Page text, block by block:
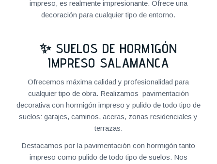
impreso, es realmente impresionante. Ofrece una
decoración para cualquier tipo de entorno.
✨ SUELOS DE HORMIGÓN
IMPRESO SALAMANCA
Ofrecemos máxima calidad y profesionalidad para
cualquier tipo de obra. Realizamos pavimentación
decorativa con hormigón impreso y pulido de todo tipo de
suelos: garajes, caminos, aceras, zonas residenciales y
terrazas.
Destacamos por la pavimentación con hormigón tanto
impreso como pulido de todo tipo de suelos. Nos